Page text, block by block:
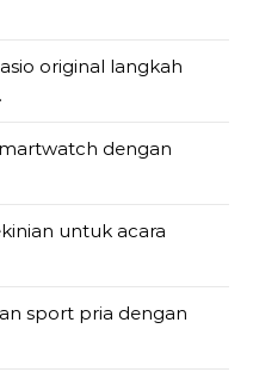
original langkah
dengan
untuk acara
sport pria dengan